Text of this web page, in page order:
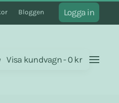
Bloggen Logga in
Visa kundvagn-0 kr